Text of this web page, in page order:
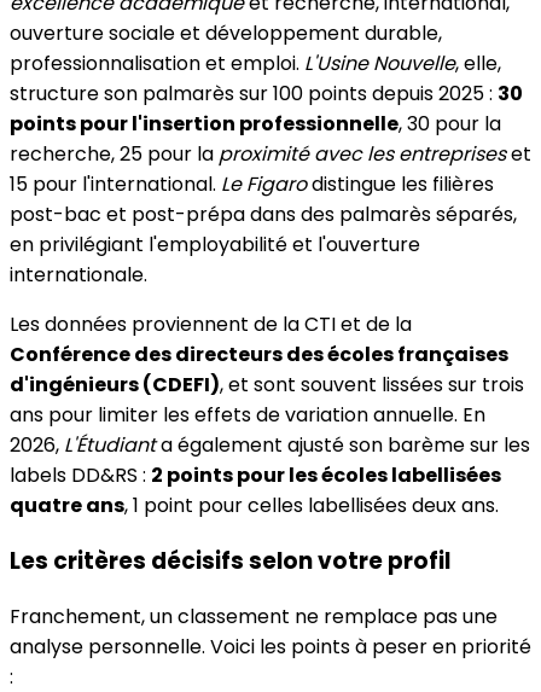
ouverture sociale et développement durable,
professionnalisation et emploi. L'Usine Nouvelle, elle,
structure son palmarès sur 100 points depuis 2025 : 30
points pour l'insertion professionnelle, 30 pour la
recherche, 25 pour la proximité avec les entrepriseset
15 pour l'international. Le Figarodistingue les filières
post-bac et post-prépa dans des palmarès séparés,
en privilégiant l'employabilité et l'ouverture
internationale.
Les données proviennent de la CTI et de la
Conférence des directeurs des écoles françaises
d'ingénieurs (CDEFI), et sont souvent lissées sur trois
ans pour limiter les effets de variation annuelle. En
2026, L'Étudianta également ajusté son barème sur les
labels DD&RS : 2 points pour les écoles labellisées
quatre ans, 1 point pour celles labellisées deux ans.
Les critères décisifs selon votre profil
Franchement, un classement ne remplace pas une
analyse personnelle. Voici les points à peser en priorité
: